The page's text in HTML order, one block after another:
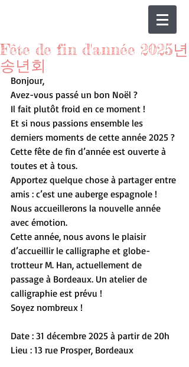
Fête de fin d'année 2025년
송년회
Bonjour,
Avez-vous passé un bon Noël ?
Il fait plutôt froid en ce moment !
Et si nous passions ensemble les
derniers moments de cette année 2025 ?
Cette fête de fin d’année est ouverte à
toutes et à tous.
Apportez quelque chose à partager entre
amis : c’est une auberge espagnole !
Nous accueillerons la nouvelle année
avec émotion.
Cette année, nous avons le plaisir
d’accueillir le calligraphe et globe-
trotteur M. Han, actuellement de
passage à Bordeaux. Un atelier de
calligraphie est prévu !
Soyez nombreux !
Date : 31 décembre 2025 à partir de 20h
Lieu : 13 rue Prosper, Bordeaux